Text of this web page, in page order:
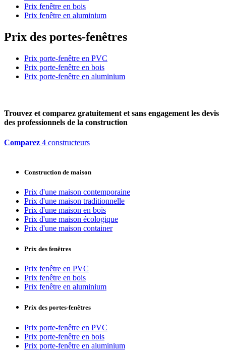
Prix fenêtre en bois
Prix fenêtre en aluminium
Prix des portes-fenêtres
Prix porte-fenêtre en PVC
Prix porte-fenêtre en bois
Prix porte-fenêtre en aluminium
Trouvez et comparez gratuitement et sans engagement les devis
des professionnels de la construction
Comparez 4 constructeurs
Construction de maison
Prix d'une maison contemporaine
Prix d'une maison traditionnelle
Prix d'une maison en bois
Prix d'une maison écologique
Prix d'une maison container
Prix des fenêtres
Prix fenêtre en PVC
Prix fenêtre en bois
Prix fenêtre en aluminium
Prix des portes-fenêtres
Prix porte-fenêtre en PVC
Prix porte-fenêtre en bois
Prix porte-fenêtre en aluminium